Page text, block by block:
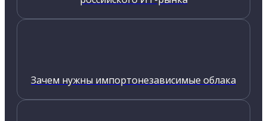
Зачем нужны импортонезависимые облака